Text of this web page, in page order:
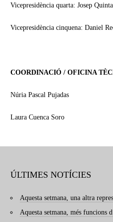
Vicepresidència quarta: Josep
Vicepresidència cinquena: Daniel
COORDINACIÓ / OFICINA
Núria Pascal Pujadas
Laura Cuenca Soro
ÚLTIMES NOTÍCIES
Aquesta setmana, una altra
Aquesta setmana, més funcions